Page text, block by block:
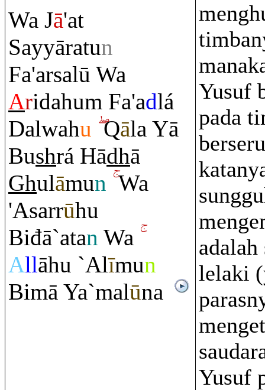
Wa Jā'at
Sayyāratun
Fa'arsalū Wa
Aridahum Fa'adlá
Dalwahu Qāla Yā
Bushrá Hādhā
Ghulāmun Wa
'Asarrūhu
Biđā`atan Wa
Allāhu `Alīmun
Bimā Ya`malūna
Yusuf
pada
adalah
lelaki
Yusuf